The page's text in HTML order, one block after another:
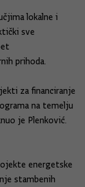
lokalne i
sve
prihoda.
za financiranje
na temelju
je Plenković.
energetske
stambenih